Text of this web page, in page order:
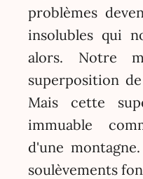
problèmes
insolubles qui
alors. Notre
superposition
Mais cette
immuable
d'une
soulèvements